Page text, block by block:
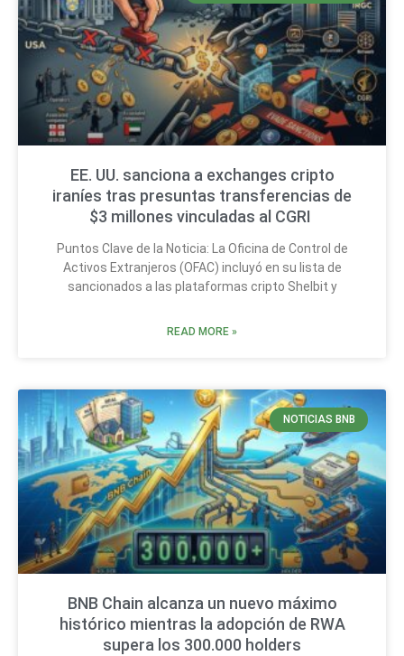
EE. UU. sanciona a exchanges cripto
iraníes tras presuntas transferencias de
$3 millones vinculadas al CGRI
Puntos Clave de la Noticia: La Oficina de Control de
Activos Extranjeros (OFAC) incluyó en su lista de
sancionados a las plataformas cripto Shelbit y
READ MORE »
NOTICIAS BNB
BNB Chain alcanza un nuevo máximo
histórico mientras la adopción de RWA
supera los 300.000 holders